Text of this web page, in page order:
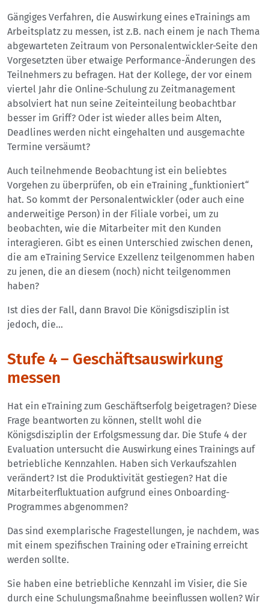
Gängiges Verfahren, die Auswirkung eines eTrainings am
Arbeitsplatz zu messen, ist z.B. nach einem je nach Thema
abgewarteten Zeitraum von Personalentwickler-Seite den
Vorgesetzten über etwaige Performance-Änderungen des
Teilnehmers zu befragen. Hat der Kollege, der vor einem
viertel Jahr die Online-Schulung zu Zeitmanagement
absolviert hat nun seine Zeiteinteilung beobachtbar
besser im Griff? Oder ist wieder alles beim Alten,
Deadlines werden nicht eingehalten und ausgemachte
Termine versäumt?
Auch teilnehmende Beobachtung ist ein beliebtes
Vorgehen zu überprüfen, ob ein eTraining „funktioniert“
hat. So kommt der Personalentwickler (oder auch eine
anderweitige Person) in der Filiale vorbei, um zu
beobachten, wie die Mitarbeiter mit den Kunden
interagieren. Gibt es einen Unterschied zwischen denen,
die am eTraining Service Exzellenz teilgenommen haben
zu jenen, die an diesem (noch) nicht teilgenommen
haben?
Ist dies der Fall, dann Bravo! Die Königsdisziplin ist
jedoch, die…
Stufe 4 – Geschäftsauswirkung
messen
Hat ein eTraining zum Geschäftserfolg beigetragen? Diese
Frage beantworten zu können, stellt wohl die
Königsdisziplin der Erfolgsmessung dar. Die Stufe 4 der
Evaluation untersucht die Auswirkung eines Trainings auf
betriebliche Kennzahlen. Haben sich Verkaufszahlen
verändert? Ist die Produktivität gestiegen? Hat die
Mitarbeiterfluktuation aufgrund eines Onboarding-
Programmes abgenommen?
Das sind exemplarische Fragestellungen, je nachdem, was
mit einem spezifischen Training oder eTraining erreicht
werden sollte.
Sie haben eine betriebliche Kennzahl im Visier, die Sie
durch eine Schulungsmaßnahme beeinflussen wollen? Wir